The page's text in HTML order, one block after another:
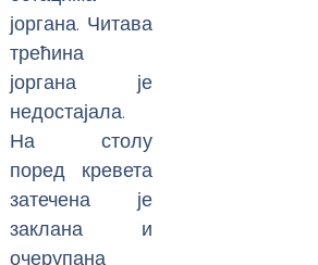
јоргана. Читава
трећина
јоргана је
недостајала.
На столу
поред кревета
затечена је
заклана и
очерупана